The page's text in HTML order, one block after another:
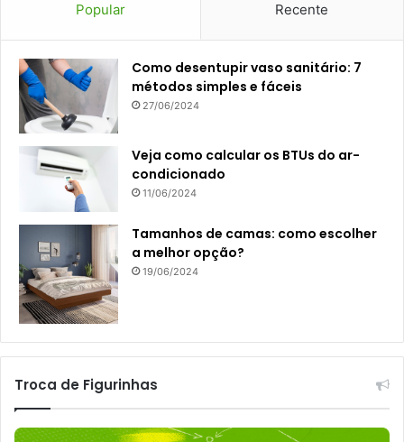
Popular Recente
Como desentupir vaso sanitário: 7
métodos simples e fáceis
27/06/2024
Veja como calcular os BTUs do ar-
condicionado
11/06/2024
Tamanhos de camas: como escolher
a melhor opção?
19/06/2024
Troca de Figurinhas